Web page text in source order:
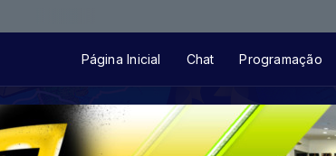
Página Inicial Chat Programação